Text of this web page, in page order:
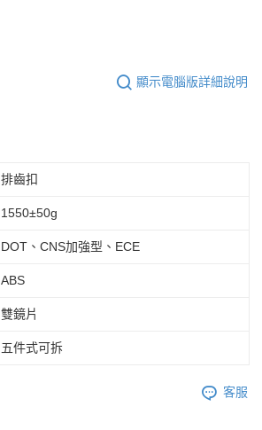
顯示電腦版詳細說明
排齒扣
1550±50g
DOT、CNS加強型、ECE
ABS
雙鏡片
五件式可拆
客服